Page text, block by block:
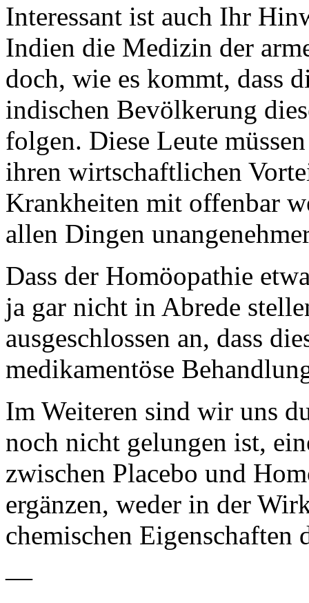
Interessant ist auch Ihr
Indien die Medizin der
doch, wie es kommt, dass
indischen Bevölkerung
folgen. Diese Leute
ihren wirtschaftlichen
Krankheiten mit offenbar
allen Dingen
Dass der Homöopathie
ja gar nicht in Abrede
ausgeschlossen an, dass
medikamentöse
Im Weiteren sind wir uns
noch nicht gelungen ist,
zwischen Placebo und
ergänzen, weder in der
chemischen Eigenschaften
—